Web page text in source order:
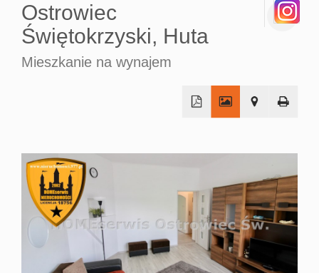
Mieszkania
Domy
Ostrowiec
Świętokrzyski, Huta
Mieszkanie na wynajem
−